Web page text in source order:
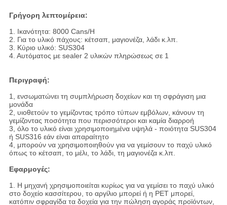
Γρήγορη λεπτομέρεια:
1. Ικανότητα: 8000 Cans/H
2. Για το υλικό πάχους: κέτσαπ, μαγιονέζα, λάδι κ.λπ.
3. Κύριο υλικό: SUS304
4. Αυτόματος με sealer 2 υλικών πληρώσεως σε 1
Περιγραφή:
1, ενσωματώνει τη συμπλήρωση δοχείων και τη σφράγιση μια
μονάδα
2, υιοθετούν το γεμίζοντας τρόπο τύπων εμβόλων, κάνουν τη
γεμίζοντας ποσότητα που περισσότεροι και καμία διαρροή
3, όλο το υλικό είναι χρησιμοποιημένα υψηλά - ποιότητα SUS304
ή SUS316 εάν είναι απαραίτητο
4, μπορούν να χρησιμοποιηθούν για να γεμίσουν το παχύ υλικό
όπως το κέτσαπ, το μέλι, το λάδι, τη μαγιονέζα κ.λπ.
Εφαρμογές:
1. Η μηχανή χρησιμοποιείται κυρίως για να γεμίσει το παχύ υλικό
στο δοχείο κασσίτερου, το αργίλιο μπορεί ή η PET μπορεί,
κατόπιν σφραγίδα τα δοχεία για την πώληση αγοράς προϊόντων,